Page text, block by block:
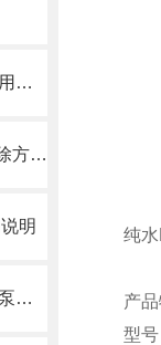
水处理计量泵：实现水资源高效利用的重要工具
SEKO机械隔膜计量泵电机故障排除方法1
明
耐腐蚀、无泄漏的优选：气动隔膜泵在化工领域的稳定传输解决方案
纯
型